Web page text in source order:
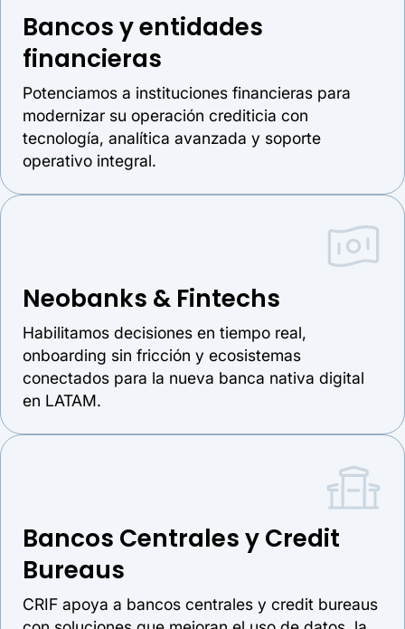
Bancos y entidades
financieras
Potenciamos a instituciones financieras para
modernizar su operación crediticia con
tecnología, analítica avanzada y soporte
operativo integral.
Neobanks & Fintechs
Habilitamos decisiones en tiempo real,
onboarding sin fricción y ecosistemas
conectados para la nueva banca nativa digital
en LATAM.
Bancos Centrales y Credit
Bureaus
CRIF apoya a bancos centrales y credit bureaus